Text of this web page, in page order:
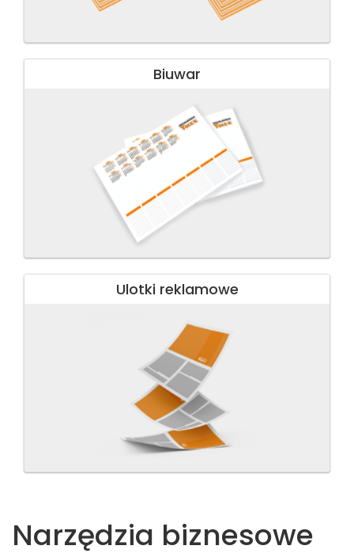
Biuwar
Ulotki reklamowe
Narzędzia biznesowe